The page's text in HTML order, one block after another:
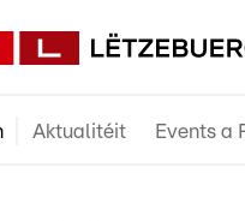
Aktualitéit Events a